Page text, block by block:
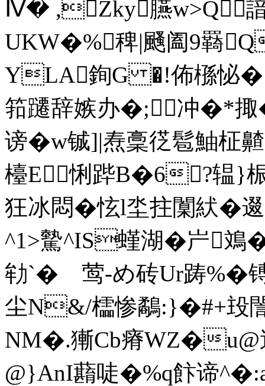
Ⅳ� ,Zky臙w>Q諳
UKW�%稗|颾阖9羇
YLA銁G �!佈槂怭� S
筘躚辞嫉办�;冲�*
谤� w铖]|焘稾徔髱鮋柾
檯E悧跸B�6?辒}
狂冰悶�怰l坔拄闑紎�
^1>驇^IS螼湖�屵
劺`� 莺-め砖Ur踌
尘N&/櫺惨鷸:}�#+殶
NM�.獑Cb瘠WZ�u@
@}AnI蘛唗�%q飰谛